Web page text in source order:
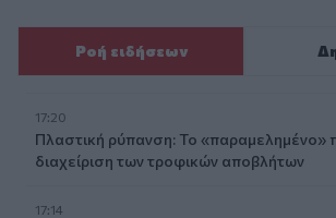
Ροή ειδήσεων
17:20
Πλαστική ρύπανση: Το «παραμελημένο»
διαχείριση των τροφικών αποβλήτων
17:14